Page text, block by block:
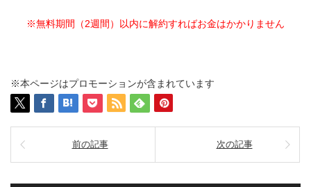
※無料期間（2週間）以内に解約すればお金はかかりません
※本ページはプロモーションが含まれています
前の記事 次の記事